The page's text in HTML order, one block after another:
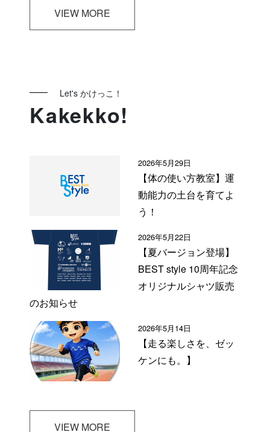
VIEW MORE
Let's かけっこ！
Kakekko!
2026年5月29日
【体の使い方教室】運
動能力の土台を育てよ
う！
2026年5月22日
【夏バージョン登場】
BEST style 10周年記念
オリジナルシャツ販売
のお知らせ
2026年5月14日
【走る楽しさを、ゼッ
ケンにも。】
VIEW MORE